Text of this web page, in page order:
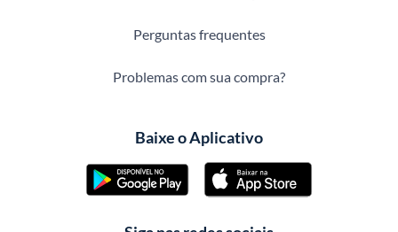
Perguntas frequentes
Problemas com sua compra?
Baixe o Aplicativo